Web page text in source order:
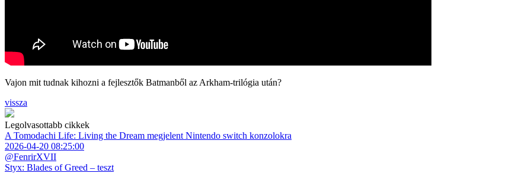
Vajon mit tudnak kihozni a fejlesztők Batmanből az Arkham-trilógia után?
vissza
Legolvasottabb cikkek
A Tomodachi Life: Living the Dream megjelent Nintendo switch konzolokra
2026-04-20 08:25:00
@FenrirXVII
Styx: Blades of Greed – teszt